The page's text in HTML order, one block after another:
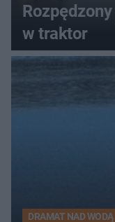
w traktor
DRAMAT NAD WODĄ